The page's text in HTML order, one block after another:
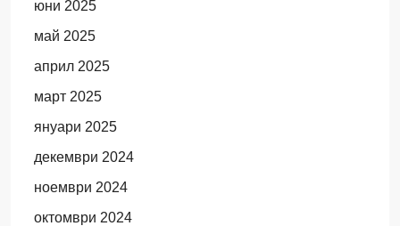
юни 2025
май 2025
април 2025
март 2025
януари 2025
декември 2024
ноември 2024
октомври 2024